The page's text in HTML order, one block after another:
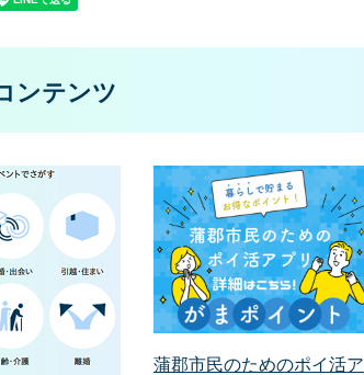
ンテンツ
蒲郡市民のためのポイ活ア